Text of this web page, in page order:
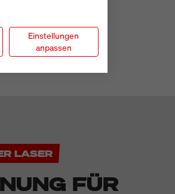
LASER
FÜR
Einstellungen
anpassen